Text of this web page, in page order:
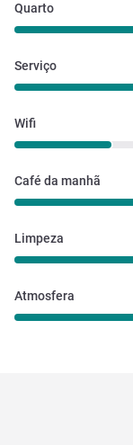
Quarto
Serviço
Wifi
Café da manhã
Limpeza
Atmosfera